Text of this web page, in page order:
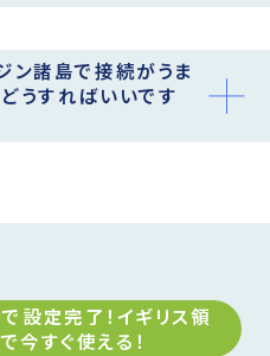
ン諸島で接続がうま
うすればいいです
設定完了！イギリス領
で今すぐ使える！